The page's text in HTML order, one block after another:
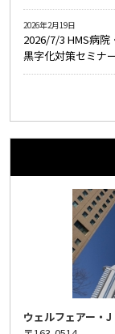
2026/7/3 HMS病
黒字化対策セミナ
2026年2月19日
ウェルフェアー・